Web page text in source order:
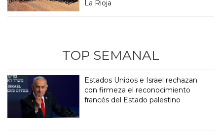
La Rioja
TOP SEMANAL
Estados Unidos e Israel rechazan
con firmeza el reconocimiento
francés del Estado palestino